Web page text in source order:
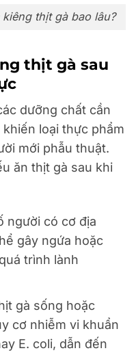
thịt gà bao lâu?
thịt gà sau
dưỡng chất cần
loại thực phẩm
mới phẫu thuật.
ăn thịt gà sau khi
người có cơ địa
gây ngứa hoặc
trình lành
gà sống hoặc
cơ nhiễm vi khuẩn
E. coli, dẫn đến